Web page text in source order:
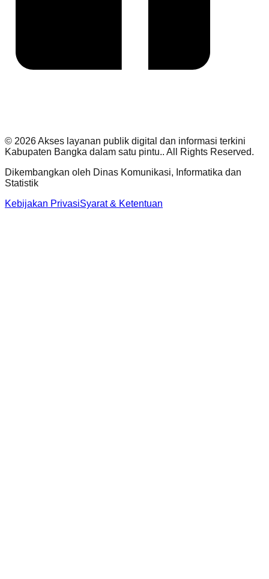
© 2026Akses layanan publik digital dan informasi terkini
Kabupaten Bangka dalam satu pintu.. All Rights Reserved.
Dikembangkan oleh Dinas Komunikasi, Informatika dan
Statistik
Kebijakan PrivasiSyarat & Ketentuan